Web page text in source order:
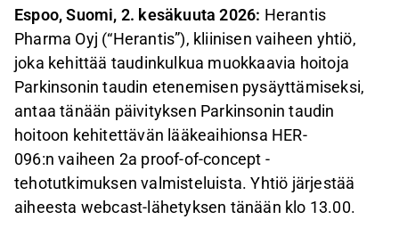
Espoo, Suomi, 2. kesäkuuta 2026: Herantis
Pharma Oyj (“Herantis”), kliinisen vaiheen yhtiö,
joka kehittää taudinkulkua muokkaavia hoitoja
Parkinsonin taudin etenemisen pysäyttämiseksi,
antaa tänään päivityksen Parkinsonin taudin
hoitoon kehitettävän lääkeaihionsa HER-
096:n vaiheen 2a proof-of-concept -
tehotutkimuksen valmisteluista. Yhtiö järjestää
aiheesta webcast-lähetyksen tänään klo 13.00.